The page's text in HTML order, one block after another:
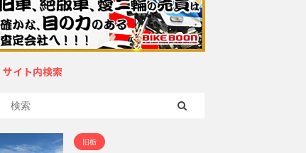
サイト内検索
旧栃